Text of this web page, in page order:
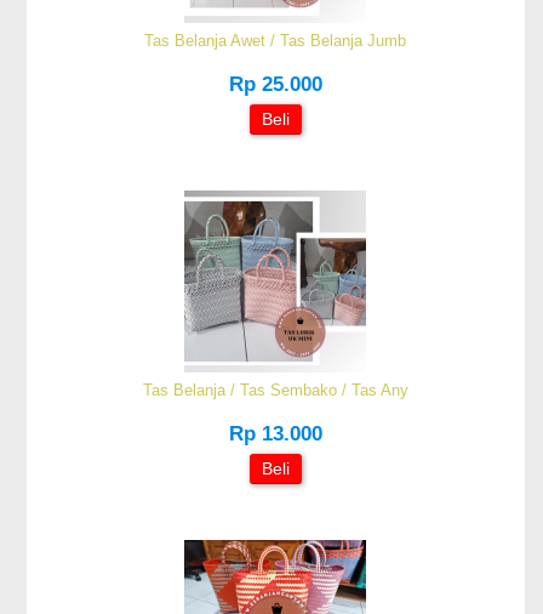
Tas Belanja Awet / Tas Belanja Jumb
Rp 25.000
Beli
Tas Belanja / Tas Sembako / Tas Any
Rp 13.000
Beli